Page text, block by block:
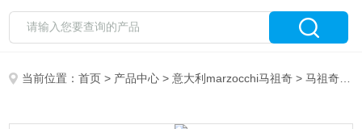
当前位置：首页 > 产品中心 >意大利marzocchi马祖奇 >马祖奇ALP